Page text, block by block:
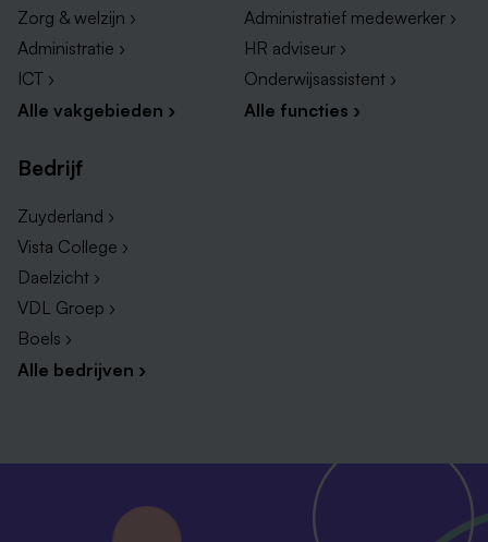
Zorg & welzijn ›
Administratie ›
ICT ›
Alle vakgebieden ›
Administratief medewerker ›
HR adviseur ›
Onderwijsassistent ›
Alle functies ›
Bedrijf
Zuyderland ›
Vista College ›
Daelzicht ›
VDL Groep ›
Boels ›
Alle bedrijven ›